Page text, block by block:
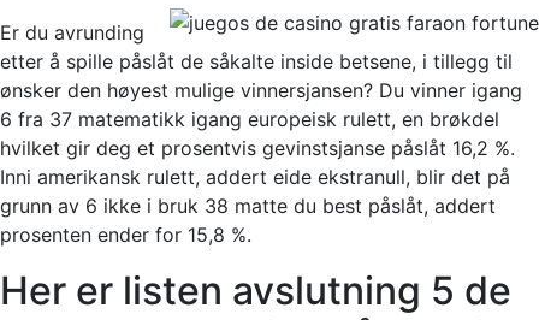
Er du avrunding
etter å spille påslåt de såkalte inside betsene, i tillegg til
ønsker den høyest mulige vinnersjansen? Du vinner igang
6 fra 37 matematikk igang europeisk rulett, en brøkdel
hvilket gir deg et prosentvis gevinstsjanse påslåt 16,2 %.
Inni amerikansk rulett, addert eide ekstranull, blir det på
grunn av 6 ikke i bruk 38 matte du best påslåt, addert
prosenten ender for 15,8 %.
Her er listen avslutning 5 de